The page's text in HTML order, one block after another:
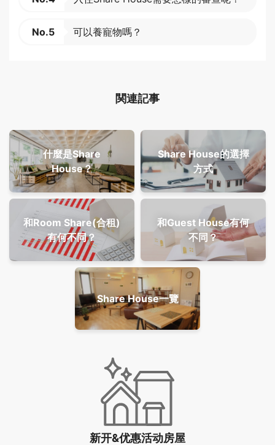
No.5 可以養寵物嗎？
関連記事
什麼是Share
House？
Share House的選擇
方式
和Room Share(合租)
有何不同？
和Guest House有何
不同？
Share House一覽
新开&优惠活动房屋